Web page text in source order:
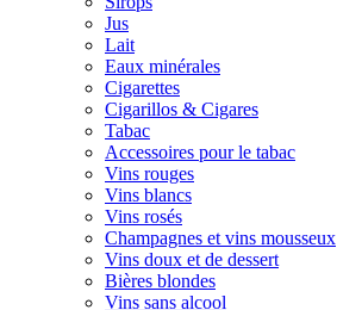
Jus
Lait
Eaux minérales
Cigarettes
Cigarillos & Cigares
Tabac
Accessoires pour le tabac
Vins rouges
Vins blancs
Vins rosés
Champagnes et vins mousseux
Vins doux et de dessert
Bières blondes
Vins sans alcool